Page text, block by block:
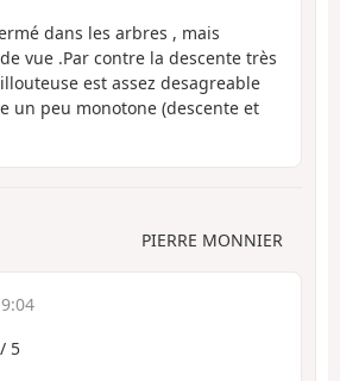
dans les arbres , mais
vue .Par contre la descente très
est assez desagreable
un peu monotone (descente et
PIERRE MONNIER
/ 5